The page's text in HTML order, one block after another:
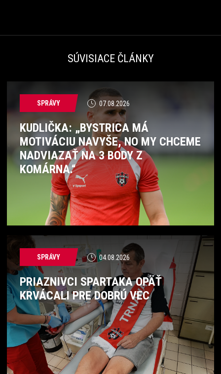
SÚVISIACE ČLÁNKY
SPRÁVY 07.08.2026
KUDLIČKA: „BYSTRICA MÁ
MOTIVÁCIU NAVYŠE, NO MY CHCEME
NADVIAZAŤ NA 3 BODY Z
KOMÁRNA.“
SPRÁVY 04.08.2026
PRIAZNIVCI SPARTAKA OPÄŤ
KRVÁCALI PRE DOBRÚ VEC